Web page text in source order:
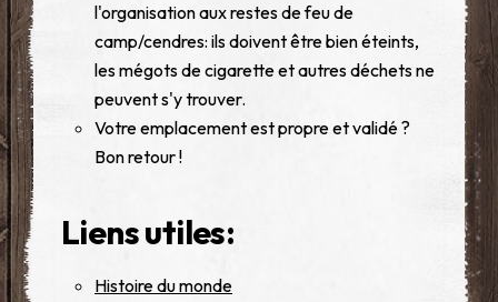
l'organisation aux restes de feu de
camp/cendres: ils doivent être bien éteints,
les mégots de cigarette et autres déchets ne
peuvent s'y trouver.
Votre emplacement est propre et validé ?
Bon retour !
Liens utiles:
Histoire du monde